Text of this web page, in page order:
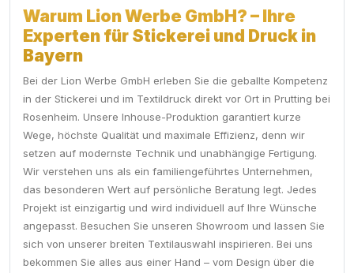
Warum Lion Werbe GmbH? – Ihre
Experten für Stickerei und Druck in
Bayern
Bei der Lion Werbe GmbH erleben Sie die geballte Kompetenz
in der Stickerei und im Textildruck direkt vor Ort in Prutting bei
Rosenheim. Unsere Inhouse-Produktion garantiert kurze
Wege, höchste Qualität und maximale Effizienz, denn wir
setzen auf modernste Technik und unabhängige Fertigung.
Wir verstehen uns als ein familiengeführtes Unternehmen,
das besonderen Wert auf persönliche Beratung legt. Jedes
Projekt ist einzigartig und wird individuell auf Ihre Wünsche
angepasst. Besuchen Sie unseren Showroom und lassen Sie
sich von unserer breiten Textilauswahl inspirieren. Bei uns
bekommen Sie alles aus einer Hand – vom Design über die